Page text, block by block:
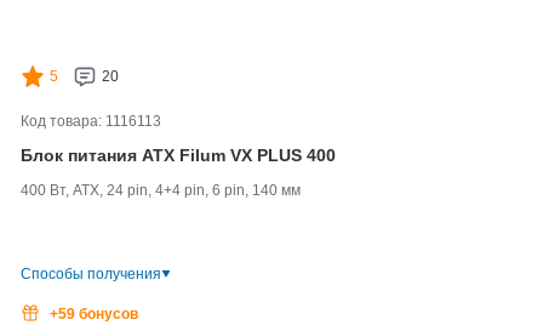
5 20
Код товара: 1116113
Блок питания ATX Filum VX PLUS 400
400 Вт, ATX, 24 pin, 4+4 pin, 6 pin, 140 мм
Способы получения
+59 бонусов